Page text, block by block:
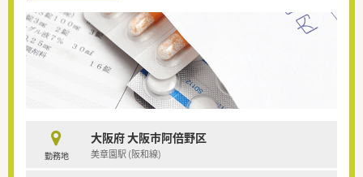
勤務地
大阪府 大阪市阿倍野区
美章園駅 (阪和線)